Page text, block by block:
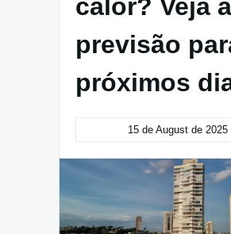
calor? Veja a
previsão
próximos
15 de August de 2025